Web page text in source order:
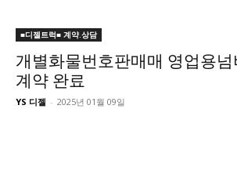
■디젤트럭■ 계약.상담
개별화물번호판매매 영업용넘
계약 완료
YS 디젤 - 2025년 01월 09일